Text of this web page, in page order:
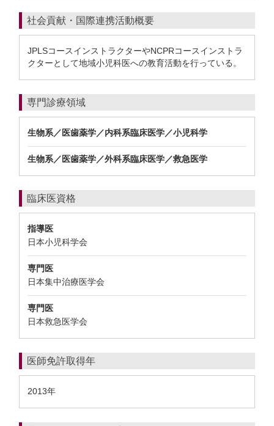
社会貢献・国際連携活動概要
JPLSコースインストラクターやNCPRコースインストラ
クターとして地域小児科医への教育活動を行っている。
専門診療領域
生物系／医歯薬学／内科系臨床医学／小児科学
生物系／医歯薬学／外科系臨床医学／救急医学
臨床医資格
指導医
日本小児科学会
専門医
日本集中治療医学会
専門医
日本救急医学会
医師免許取得年
2013年